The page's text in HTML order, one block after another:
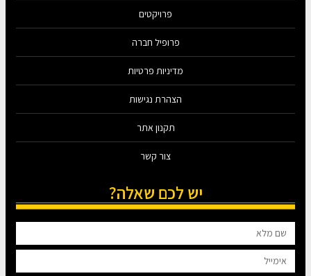
פרויקטים
פרופיל חברה
מדיניות פרטיות
הצהרת נגישות
תקנון אתר
צור קשר
יש לכם שאלה?